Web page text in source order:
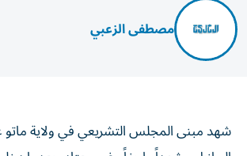
مصطفى الزعبي
شهد مبنى المجلس التشريعي في ولاية